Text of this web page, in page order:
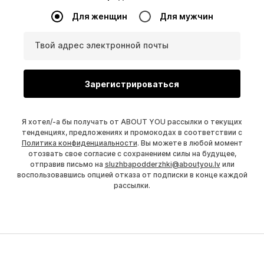
Для женщин Для мужчин
Твой адрес электронной почты
Зарегистрироваться
Я хотел/-а бы получать от ABOUT YOU рассылки о текущих
тенденциях, предложениях и промокодах в соответствии с
Политика конфиденциальности. Вы можете в любой момент
отозвать свое согласие с сохранением силы на будущее,
отправив письмо на sluzhbapodderzhki@aboutyou.lvили
воспользовавшись опцией отказа от подписки в конце каждой
рассылки.